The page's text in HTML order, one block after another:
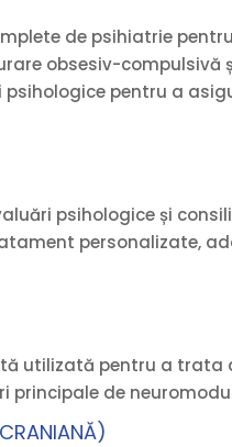
de psihiatrie
obsesiv-
pentru a
psihologice și
personalizate,
utilizată pentru a
principale de